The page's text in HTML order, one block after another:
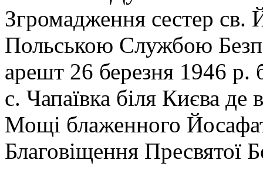
Згромадження сестер
Польською Службою
арешт 26 березня 1946 р.
с. Чапаївка біля Києва
Мощі блаженного
Благовіщення Пресвятої